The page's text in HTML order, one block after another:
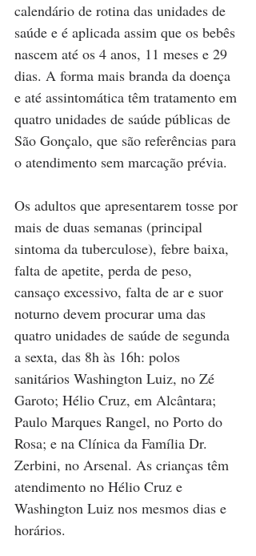
calendário de rotina das unidades de
saúde e é aplicada assim que os bebês
nascem até os 4 anos, 11 meses e 29
dias. A forma mais branda da doença
e até assintomática têm tratamento em
quatro unidades de saúde públicas de
São Gonçalo, que são referências para
o atendimento sem marcação prévia.
Os adultos que apresentarem tosse por
mais de duas semanas (principal
sintoma da tuberculose), febre baixa,
falta de apetite, perda de peso,
cansaço excessivo, falta de ar e suor
noturno devem procurar uma das
quatro unidades de saúde de segunda
a sexta, das 8h às 16h: polos
sanitários Washington Luiz, no Zé
Garoto; Hélio Cruz, em Alcântara;
Paulo Marques Rangel, no Porto do
Rosa; e na Clínica da Família Dr.
Zerbini, no Arsenal. As crianças têm
atendimento no Hélio Cruz e
Washington Luiz nos mesmos dias e
horários.